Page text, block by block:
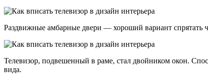
Раздвижные амбарные двери — хороший вариант спрятать
Телевизор, подвешенный в раме, стал двойником окон.
вида.